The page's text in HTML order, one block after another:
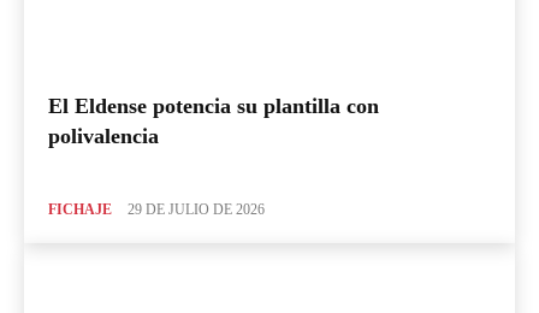
El Eldense potencia su plantilla con
polivalencia
FICHAJE 29 DE JULIO DE 2026